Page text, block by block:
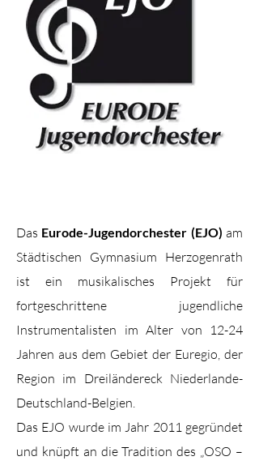
Das Eurode-Jugendorchester (EJO) am
Städtischen Gymnasium Herzogenrath
ist ein musikalisches Projekt für
fortgeschrittene jugendliche
Instrumentalisten im Alter von 12-24
Jahren aus dem Gebiet der Euregio, der
Region im Dreiländereck Niederlande-
Deutschland-Belgien.
Das EJO wurde im Jahr 2011 gegründet
und knüpft an die Tradition des „OSO –